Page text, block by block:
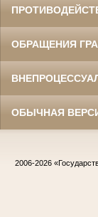
ОБРАЩЕНИЯ
ОБЫЧНАЯ
2006-2026